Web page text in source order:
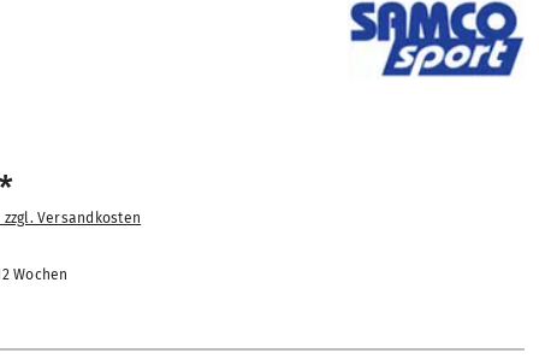
Versandkosten
Wochen